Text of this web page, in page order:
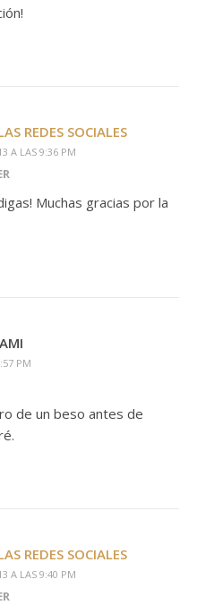
REDES SOCIALES
A LAS 9:36 PM
Muchas gracias por la
PM
de un beso antes de
REDES SOCIALES
A LAS 9:40 PM